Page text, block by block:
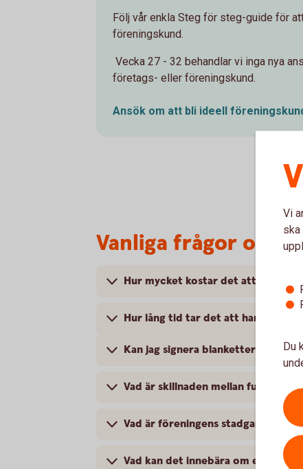
Följ vår enkla Steg för steg-guide för
föreningskund.
Vecka 27 - 32 behandlar vi inga nya
företags- eller föreningskund.
Ansök om att bli ideell
Vanliga frågor och
Hur mycket kostar det att bli
Hur lång tid tar det att handlägga
Kan jag signera blanketter och
Vad är skillnaden mellan
Vad är föreningens stadgar?
Vad kan det innebära om en
Vi
ska
Du